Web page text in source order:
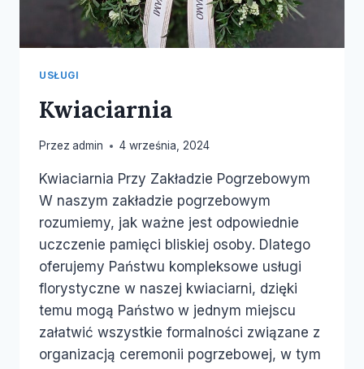
USŁUGI
Kwiaciarnia
Przez admin 4 września, 2024
Kwiaciarnia Przy Zakładzie Pogrzebowym
W naszym zakładzie pogrzebowym
rozumiemy, jak ważne jest odpowiednie
uczczenie pamięci bliskiej osoby. Dlatego
oferujemy Państwu kompleksowe usługi
florystyczne w naszej kwiaciarni, dzięki
temu mogą Państwo w jednym miejscu
załatwić wszystkie formalności związane z
organizacją ceremonii pogrzebowej, w tym